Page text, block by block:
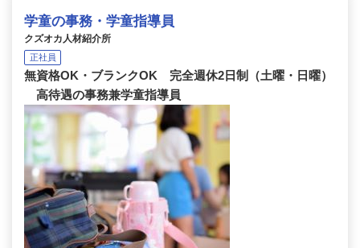
学童の事務・学童指導員
クズオカ人材紹介所
正社員
無資格OK・ブランクOK 完全週休2日制（土曜・日曜）
高待遇の事務兼学童指導員